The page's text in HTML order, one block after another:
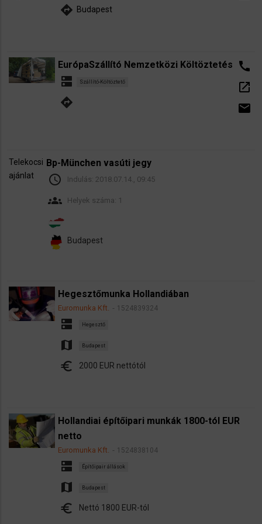
directions Budapest
EurópaSzállító Nemzetközi Költöztetés
dns Szállító-Költöztető
directions
call
open_in_new
email
Telekocsi
ajánlat
Bp-München vasúti jegy
schedule Indulás: 2018.07.14., 09:45
groups Helyek száma: 1
Budapest
Hegesztőmunka Hollandiában
Euromunka Kft. 1524839324
dns Hegesztő
map Budapest
euro 2000 EUR nettótól
Hollandiai építőipari munkák 1800-tól EUR
netto
Euromunka Kft. 1524838104
dns Építőipair állások
map Budapest
euro Nettó 1800 EUR-tól